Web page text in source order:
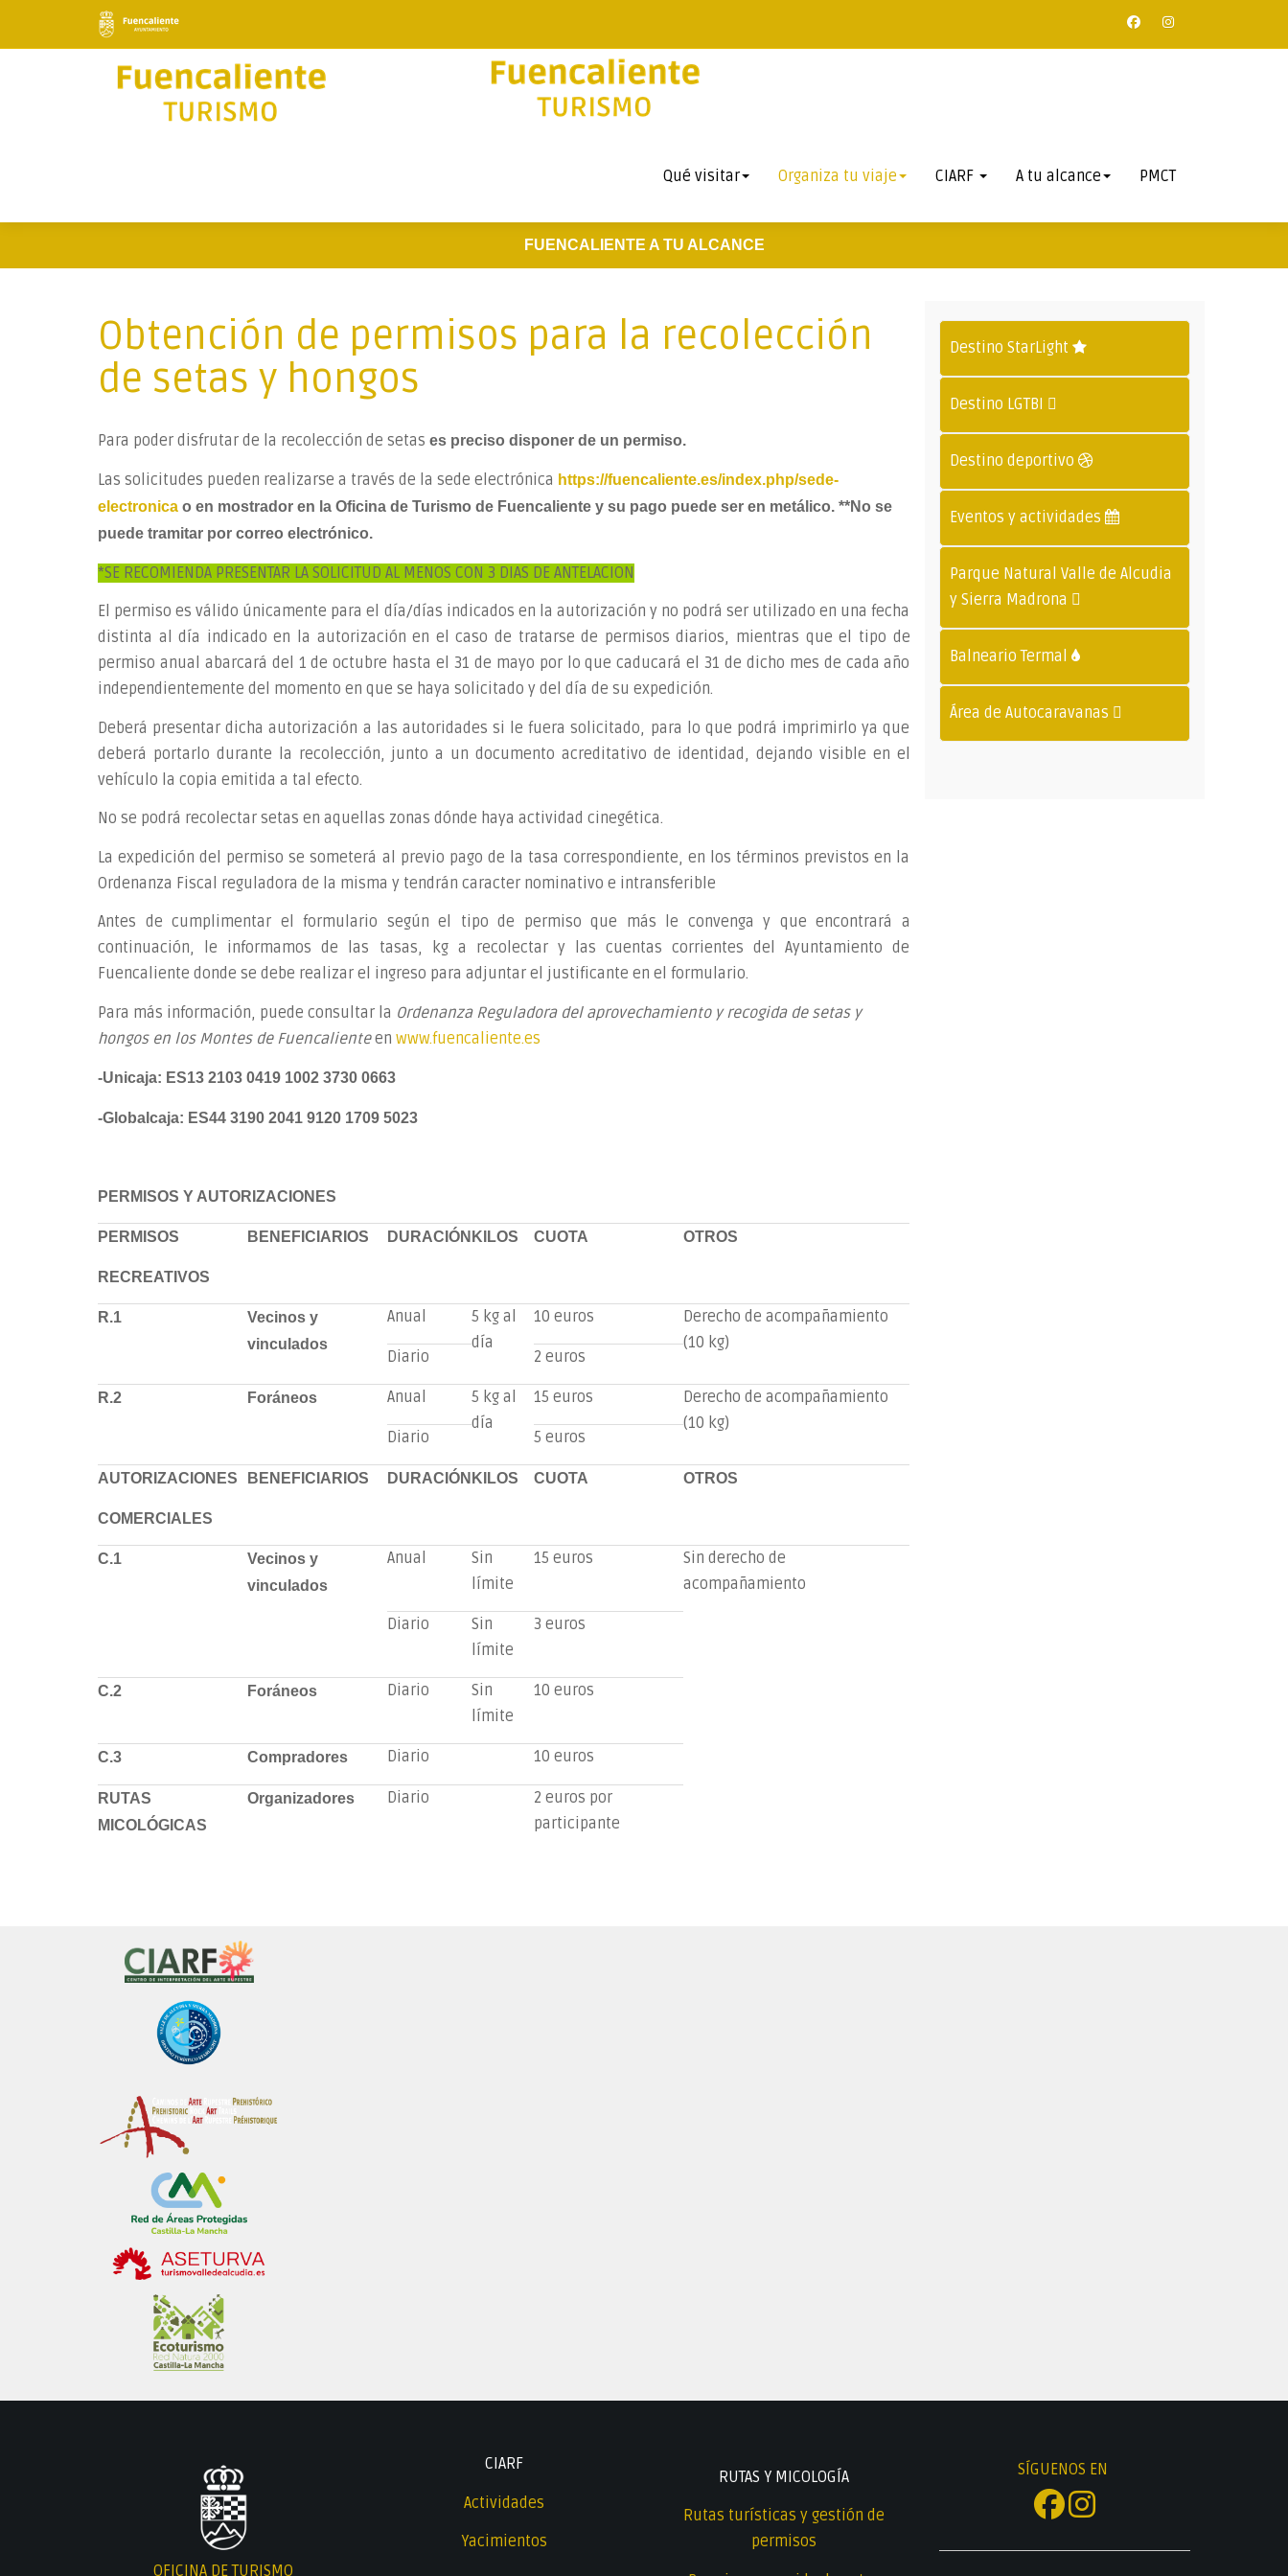
Qué visitar Organiza tu viaje CIARF A tu alcance PMCT
FUENCALIENTE A TU ALCANCE
Obtención de permisos para la recolección
de setas y hongos
Para poder disfrutar de la recolección de setas es preciso disponer de un permiso.
Las solicitudes pueden realizarse a través de la sede electrónica https://fuencaliente.es/index.php/sede-
electronica o en mostrador en la Oficina de Turismo de Fuencaliente y su pago puede ser en metálico. **No se
puede tramitar por correo electrónico.
*SE RECOMIENDA PRESENTAR LA SOLICITUD AL MENOS CON 3 DIAS DE ANTELACION
El permiso es válido únicamente para el día/días indicados en la autorización y no podrá ser utilizado en una fecha
distinta al día indicado en la autorización en el caso de tratarse de permisos diarios, mientras que el tipo de
permiso anual abarcará del 1 de octubre hasta el 31 de mayo por lo que caducará el 31 de dicho mes de cada año
independientemente del momento en que se haya solicitado y del día de su expedición.
Deberá presentar dicha autorización a las autoridades si le fuera solicitado, para lo que podrá imprimirlo ya que
deberá portarlo durante la recolección, junto a un documento acreditativo de identidad, dejando visible en el
vehículo la copia emitida a tal efecto.
No se podrá recolectar setas en aquellas zonas dónde haya actividad cinegética.
La expedición del permiso se someterá al previo pago de la tasa correspondiente, en los términos previstos en la
Ordenanza Fiscal reguladora de la misma y tendrán caracter nominativo e intransferible
Antes de cumplimentar el formulario según el tipo de permiso que más le convenga y que encontrará a
continuación, le informamos de las tasas, kg a recolectar y las cuentas corrientes del Ayuntamiento de
Fuencaliente donde se debe realizar el ingreso para adjuntar el justificante en el formulario.
Para más información, puede consultar la Ordenanza Reguladora del aprovechamiento y recogida de setas y
hongos en los Montes de Fuencalienteen www.fuencaliente.es
-Unicaja: ES13 2103 0419 1002 3730 0663
-Globalcaja: ES44 3190 2041 9120 1709 5023
PERMISOS Y AUTORIZACIONES
PERMISOS
RECREATIVOS
BENEFICIARIOS DURACIÓN KILOS CUOTA OTROS
R.1
Vecinos y
vinculados
Anual
5 kg al
día
10 euros
Derecho de acompañamiento
(10 kg)
Diario 2 euros
R.2 Foráneos Anual
5 kg al
día
15 euros
Derecho de acompañamiento
(10 kg)
Diario 5 euros
AUTORIZACIONES
COMERCIALES
BENEFICIARIOS DURACIÓN KILOS CUOTA OTROS
C.1
Vecinos y
vinculados
Anual
Sin
límite
15 euros
Sin derecho de
acompañamiento
Diario
Sin
límite
3 euros
C.2 Foráneos Diario
Sin
límite
10 euros
C.3 Compradores Diario 10 euros
RUTAS
MICOLÓGICAS
Organizadores Diario
2 euros por
participante
Destino StarLight
Destino LGTBI
Destino deportivo
Eventos y actividades
Parque Natural Valle de Alcudia
y Sierra Madrona
Balneario Termal
Área de Autocaravanas
OFICINA DE TURISMO
CIARF
Actividades
Yacimientos
RUTAS Y MICOLOGÍA
Rutas turísticas y gestión de
permisos
SÍGUENOS EN